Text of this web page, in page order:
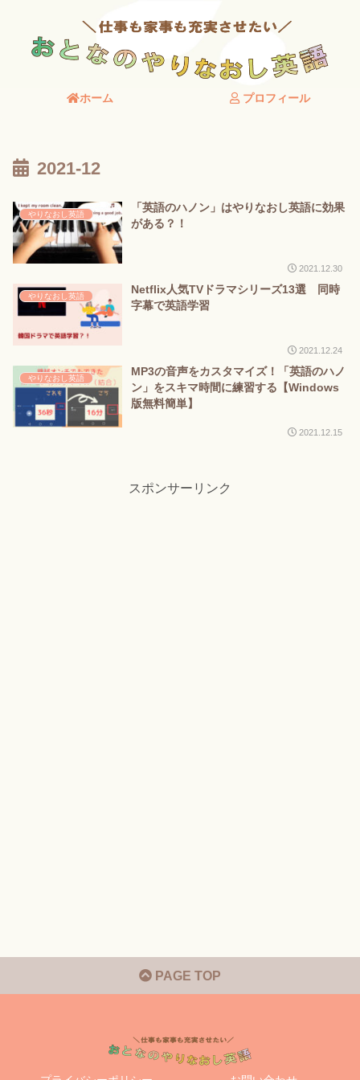
ホーム プロフィール
2021-12
やりなおし英語
「英語のハノン」はやりなおし英語に効果
がある？！
2021.12.30
やりなおし英語
Netflix人気TVドラマシリーズ13選 同時
字幕で英語学習
2021.12.24
やりなおし英語
MP3の音声をカスタマイズ！「英語のハノ
ン」をスキマ時間に練習する【Windows
版無料簡単】
2021.12.15
スポンサーリンク
PAGE TOP